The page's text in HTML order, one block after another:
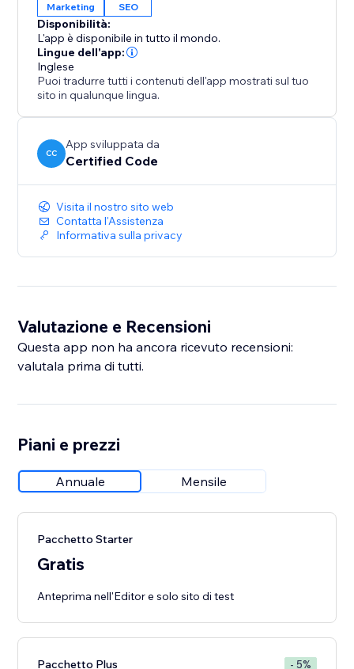
Marketing SEO
Disponibilità:
L'app è disponibile in tutto il mondo.
Lingue dell'app:
Inglese
Puoi tradurre tutti i contenuti dell'app mostrati sul tuo
sito in qualunque lingua.
CC
App sviluppata da
Certified Code
Visita il nostro sito web
Contatta l'Assistenza
Informativa sulla privacy
Valutazione e Recensioni
Questa app non ha ancora ricevuto recensioni:
valutala prima di tutti.
Piani e prezzi
Annuale Mensile
Pacchetto Starter
Gratis
Anteprima nell'Editor e solo sito di test
Pacchetto Plus - 5%